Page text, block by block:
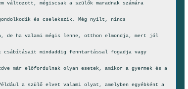
mégiscsak a szülők maradnak számára
és cselekszik. Még nyílt, nincs
ha valami mégis lenne, otthon elmondja, mert jól
mindaddig fenntartással fogadja vagy
már előfordulnak olyan esetek, amikor a gyermek és a
a szülő elvet valami olyat, amelyben egyébként a